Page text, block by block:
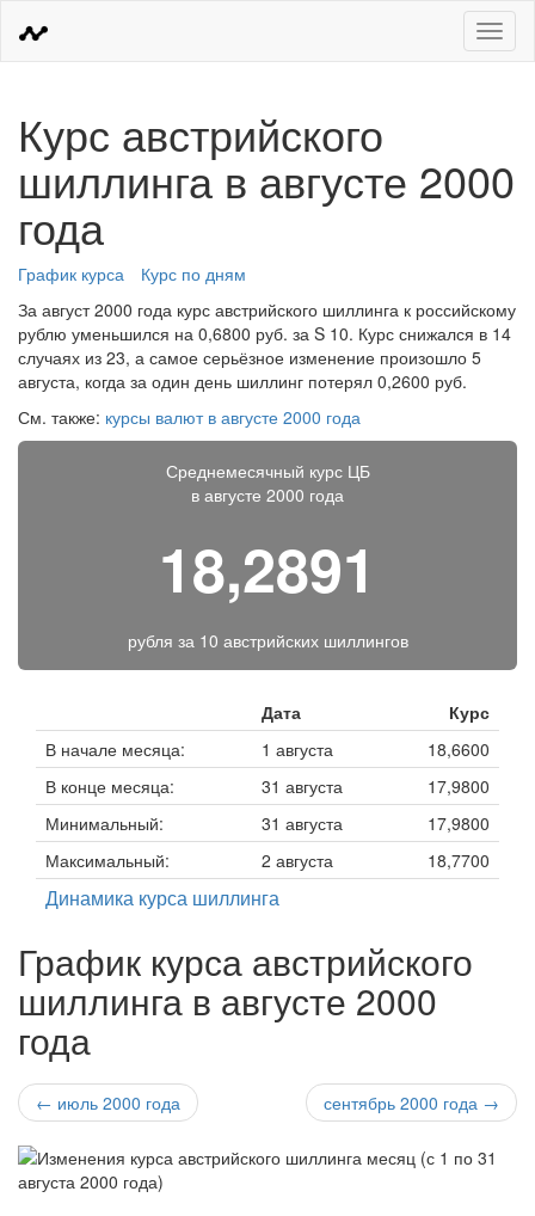
Меню
Курс австрийского
шиллинга в августе 2000
года
График курса
Курс по дням
За август 2000 года курс австрийского шиллинга к российскому
рублю уменьшился на 0,6800 руб. за S 10. Курс снижался в 14
случаях из 23, а самое серьёзное изменение произошло 5
августа, когда за один день шиллинг потерял 0,2600 руб.
См. также: курсы валют в августе 2000 года
Среднемесячный курс ЦБ
в августе 2000 года
18,2891
рубля за 10 австрийских шиллингов
Дата
Курс
В начале месяца:
1 августа
18,6600
В конце месяца:
31 августа
17,9800
Минимальный:
31 августа
17,9800
Максимальный:
2 августа 18,7700
Динамика курса шиллинга
График курса австрийского
шиллинга в августе 2000
года
← июль 2000 года сентябрь 2000 года →